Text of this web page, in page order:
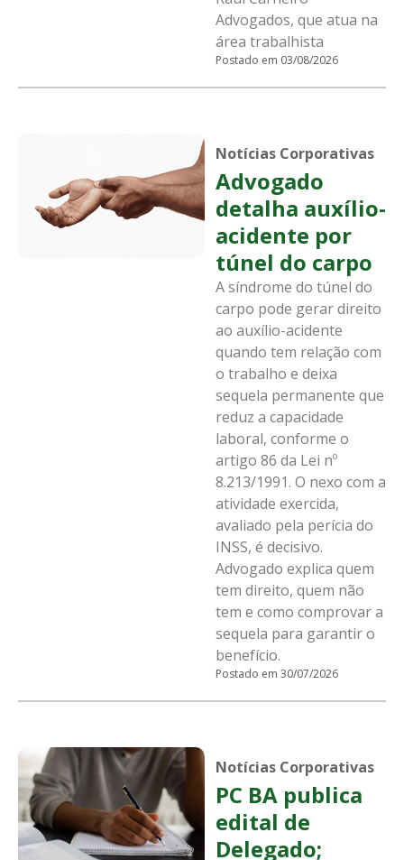
Advogados, que atua na
área trabalhista
Postado em 03/08/2026
Notícias Corporativas
Advogado
detalha auxílio-
acidente por
túnel do carpo
A síndrome do túnel do
carpo pode gerar direito
ao auxílio-acidente
quando tem relação com
o trabalho e deixa
sequela permanente que
reduz a capacidade
laboral, conforme o
artigo 86 da Lei nº
8.213/1991. O nexo com a
atividade exercida,
avaliado pela perícia do
INSS, é decisivo.
Advogado explica quem
tem direito, quem não
tem e como comprovar a
sequela para garantir o
benefício.
Postado em 30/07/2026
Notícias Corporativas
PC BA publica
edital de
Delegado;